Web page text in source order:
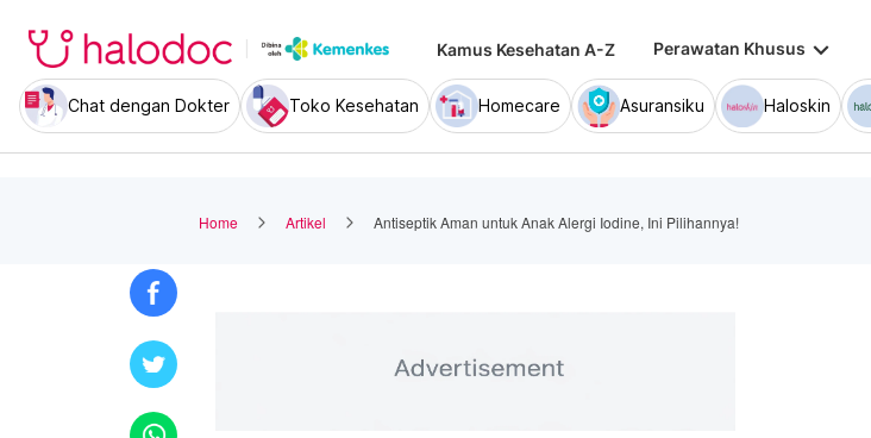
Kamus Kesehatan A-Z Perawatan Khusus keyboard_arrow_down
Chat dengan Dokter Toko Kesehatan Homecare Asuransiku Haloskin
Home Artikel Antiseptik Aman untuk Anak Alergi Iodine, Ini Pilihannya!